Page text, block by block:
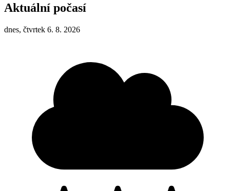
Aktuální počasí
dnes, čtvrtek 6. 8. 2026